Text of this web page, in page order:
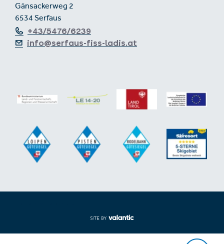
Gänsackerweg 2
6534 Serfaus
+43/5476/6239
info@serfaus-fiss-ladis.at